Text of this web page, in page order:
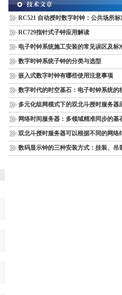
RC729指针式子钟应用解读
数字时钟系统子钟的分类与选型
嵌入式数字时钟有哪些使用注意事项
多元化组网模式下的双北斗授时服务器
网络时间服务器：多领域精准同步的基
数码显示钟的三种安装方式：挂装、吊